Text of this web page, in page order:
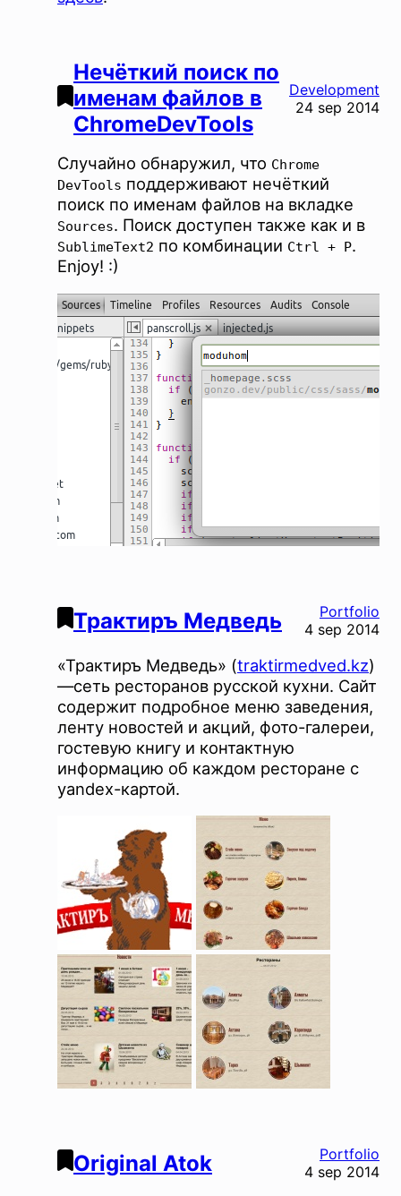
Нечёткий поиск по
именам файлов в
ChromeDevTools
Development
24 sep 2014
Случайно обнаружил, что Chrome
DevTools поддерживают нечёткий
поиск по именам файлов на вкладке
Sources. Поиск доступен также как и в
SublimeText2 по комбинации Ctrl + P.
Enjoy! :)
Трактиръ Медведь
Portfolio
4 sep 2014
«Трактиръ Медведь» (traktirmedved.kz)
—сеть ресторанов русской кухни. Сайт
содержит подробное меню заведения,
ленту новостей и акций, фото-галереи,
гостевую книгу и контактную
информацию об каждом ресторане с
yandex-картой.
Original Atok
Portfolio
4 sep 2014